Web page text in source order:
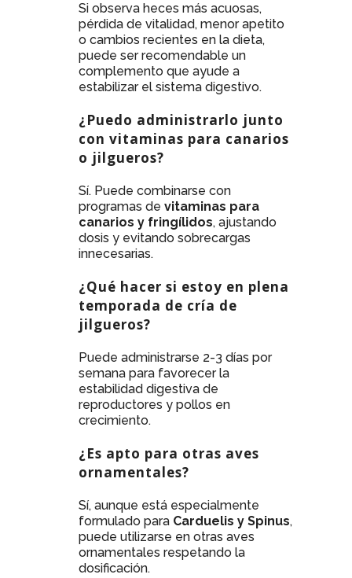
Si observa heces más acuosas,
pérdida de vitalidad, menor apetito
o cambios recientes en la dieta,
puede ser recomendable un
complemento que ayude a
estabilizar el sistema digestivo.
¿Puedo administrarlo junto
con vitaminas para canarios
o jilgueros?
Sí. Puede combinarse con
programas de vitaminas para
canarios y fringílidos, ajustando
dosis y evitando sobrecargas
innecesarias.
¿Qué hacer si estoy en plena
temporada de cría de
jilgueros?
Puede administrarse 2-3 días por
semana para favorecer la
estabilidad digestiva de
reproductores y pollos en
crecimiento.
¿Es apto para otras aves
ornamentales?
Sí, aunque está especialmente
formulado para Carduelis y Spinus,
puede utilizarse en otras aves
ornamentales respetando la
dosificación.